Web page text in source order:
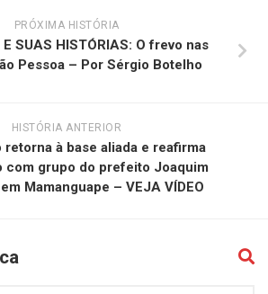
PRÓXIMA HISTÓRIA
SUAS HISTÓRIAS: O frevo nas
Pessoa – Por Sérgio Botelho
HISTÓRIA ANTERIOR
retorna à base aliada e reafirma
com grupo do prefeito Joaquim
Mamanguape – VEJA VÍDEO